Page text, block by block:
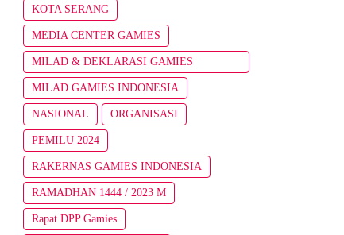
KOTA SERANG
MEDIA CENTER GAMIES
MILAD & DEKLARASI GAMIES
INDONESIA
MILAD GAMIES INDONESIA
NASIONAL ORGANISASI
PEMILU 2024
RAKERNAS GAMIES INDONESIA
RAMADHAN 1444 / 2023 M
Rapat DPP Gamies